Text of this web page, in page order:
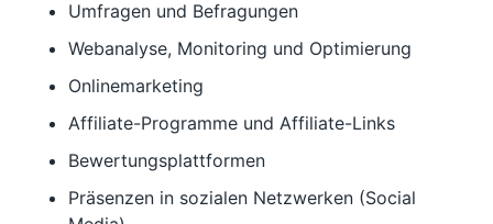
Umfragen und Befragungen
Webanalyse, Monitoring und Optimierung
Onlinemarketing
Affiliate-Programme und Affiliate-Links
Bewertungsplattformen
Präsenzen in sozialen Netzwerken (Social